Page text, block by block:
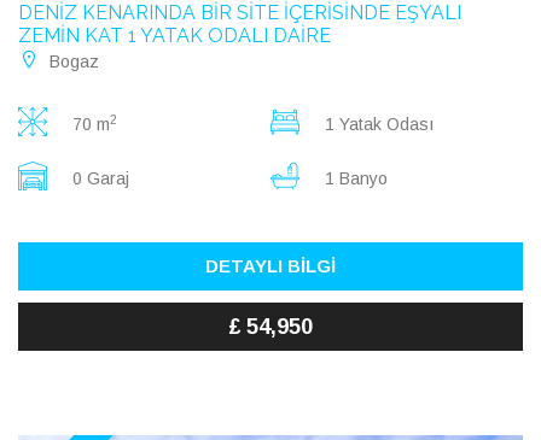
DENİZ KENARINDA BİR SİTE İÇERİSİNDE EŞYALI
ZEMİN KAT 1 YATAK ODALI DAİRE
Bogaz
70 m2 1 Yatak Odası
0 Garaj 1 Banyo
DETAYLI BİLGİ
£ 54,950